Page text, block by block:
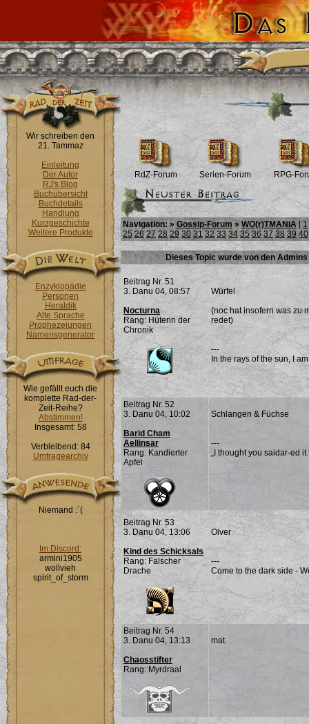
Wir schreiben den
21. Tammaz
Einleitung
Der Autor
RJ's Blog
Buchübersicht
Buchdetails
Handlung
Kurzgeschichte
Weitere Produkte
Enzyklopädie
Personen
Heraldik
Alte Sprache
Prophezeiungen
Namensgenerator
Wie gefällt euch die
komplette Rad-der-
Zeit-Reihe?
Abstimmen!
Insgesamt: 58
Verbleibend: 84
Umfragearchiv
Niemand :`(
Im Discord:
armini1905
wollvieh
spirit_of_storm
RdZ-Forum Serien-Forum RPG-
Navigation: » Gossip-Forum » WO(r)TMANIA [ 1
25 26 27 28 29 30 31 32 33 34 35 36 37 38 39 40
Dieses Topic wurde von den
Beitrag Nr. 51
3. Danu 04, 08:57
Nocturna
Rang: Hüterin der
Chronik
Würfel
(noc hat insofern was zu
redet)
---
In the rays of the sun, I
Beitrag Nr. 52
3. Danu 04, 10:02
Barid Cham
Aellinsar
Rang: Kandierter
Apfel
Schlangen & Füchse
---
„I thought you saidar-ed
Beitrag Nr. 53
3. Danu 04, 13:06
Kind des Schicksals
Rang: Falscher
Drache
Olver
---
Come to the dark side -
Beitrag Nr. 54
3. Danu 04, 13:13
Chaosstifter
Rang: Myrdraal
mat